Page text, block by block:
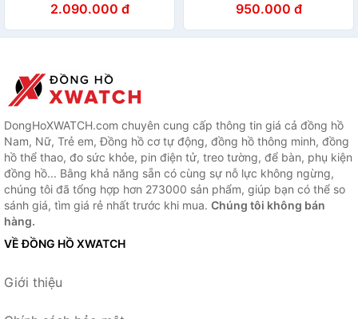
2.090.000 đ 950.000 đ
DongHoXWATCH.com chuyên cung cấp thông tin giá cả đồng hồ
Nam, Nữ, Trẻ em, Đồng hồ cơ tự động, đồng hồ thông minh, đồng
hồ thể thao, đo sức khỏe, pin điện tử, treo tường, để bàn, phụ kiện
đồng hồ... Bằng khả năng sẵn có cùng sự nỗ lực không ngừng,
chúng tôi đã tổng hợp hơn 273000 sản phẩm, giúp bạn có thể so
sánh giá, tìm giá rẻ nhất trước khi mua. Chúng tôi không bán
hàng.
VỀ ĐỒNG HỒ XWATCH
Giới thiệu